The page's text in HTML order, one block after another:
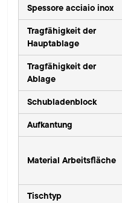
Spessore acciaio inox
Tragfähigkeit der
Hauptablage
Tragfähigkeit der
Ablage
Schubladenblock
Aufkantung
Material Arbeitsfläche
Tischtyp